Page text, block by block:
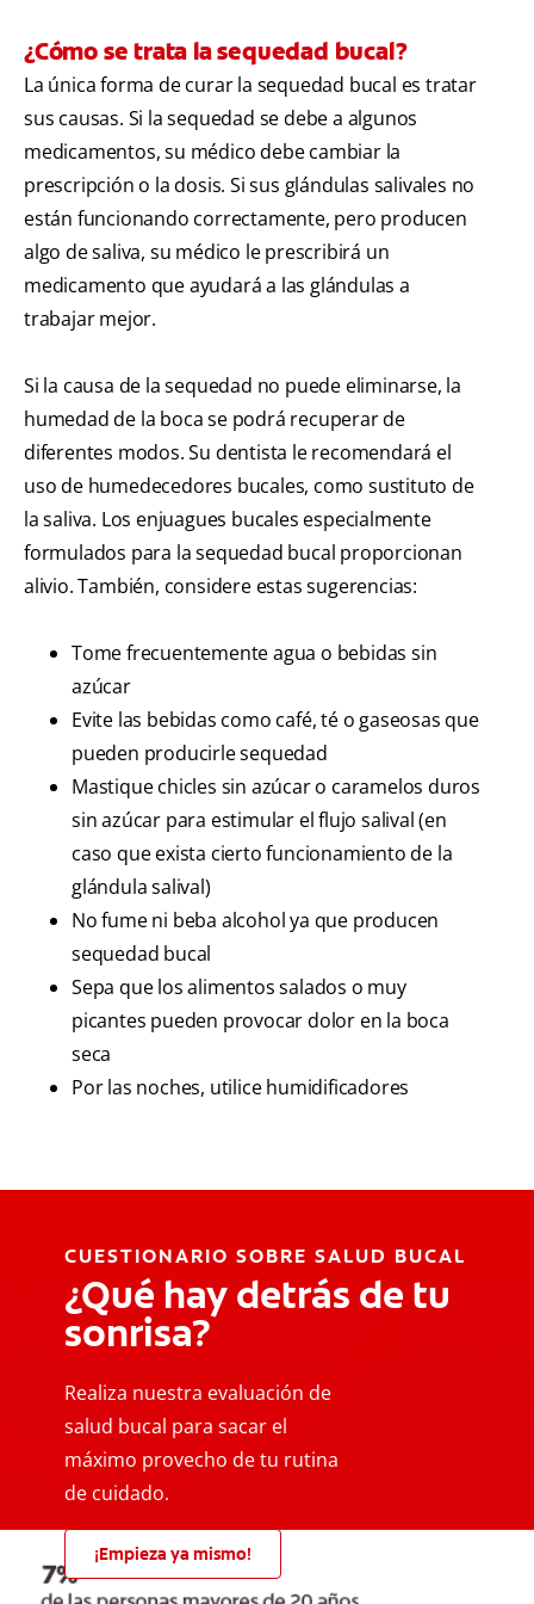
¿Cómo se trata la sequedad bucal?
La única forma de curar la sequedad bucal es tratar
sus causas. Si la sequedad se debe a algunos
medicamentos, su médico debe cambiar la
prescripción o la dosis. Si sus glándulas salivales no
están funcionando correctamente, pero producen
algo de saliva, su médico le prescribirá un
medicamento que ayudará a las glándulas a
trabajar mejor.
Si la causa de la sequedad no puede eliminarse, la
humedad de la boca se podrá recuperar de
diferentes modos. Su dentista le recomendará el
uso de humedecedores bucales, como sustituto de
la saliva. Los enjuagues bucales especialmente
formulados para la sequedad bucal proporcionan
alivio. También, considere estas sugerencias:
Tome frecuentemente agua o bebidas sin
azúcar
Evite las bebidas como café, té o gaseosas que
pueden producirle sequedad
Mastique chicles sin azúcar o caramelos duros
sin azúcar para estimular el flujo salival (en
caso que exista cierto funcionamiento de la
glándula salival)
No fume ni beba alcohol ya que producen
sequedad bucal
Sepa que los alimentos salados o muy
picantes pueden provocar dolor en la boca
seca
Por las noches, utilice humidificadores
CUESTIONARIO SOBRE SALUD BUCAL
¿Qué hay detrás de tu
sonrisa?
Realiza nuestra evaluación de
salud bucal para sacar el
máximo provecho de tu rutina
de cuidado.
¡Empieza ya mismo!